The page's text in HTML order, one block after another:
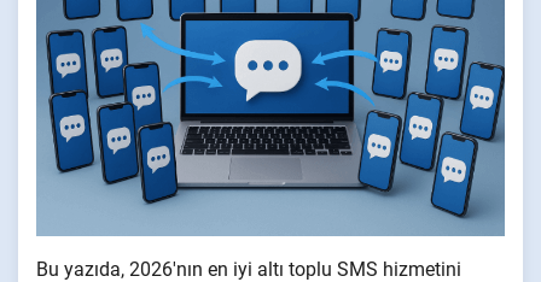
Bu yazıda, 2026'nın en iyi altı toplu SMS hizmetini